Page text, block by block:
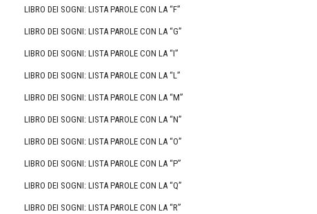
LIBRO DEI SOGNI: LISTA PAROLE CON LA “F”
LIBRO DEI SOGNI: LISTA PAROLE CON LA “G”
LIBRO DEI SOGNI: LISTA PAROLE CON LA “I”
LIBRO DEI SOGNI: LISTA PAROLE CON LA “L”
LIBRO DEI SOGNI: LISTA PAROLE CON LA “M”
LIBRO DEI SOGNI: LISTA PAROLE CON LA “N”
LIBRO DEI SOGNI: LISTA PAROLE CON LA “O”
LIBRO DEI SOGNI: LISTA PAROLE CON LA “P”
LIBRO DEI SOGNI: LISTA PAROLE CON LA “Q”
LIBRO DEI SOGNI: LISTA PAROLE CON LA “R”